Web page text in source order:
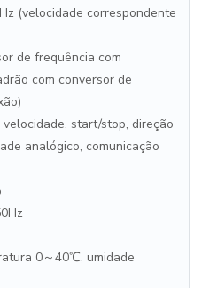
(velocidade correspondente
de frequência com
com conversor de
start/stop, direção
analógico, comunicação
0～40℃, umidade